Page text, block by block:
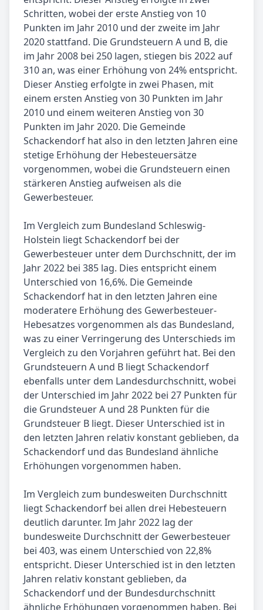
Schritten, wobei der erste Anstieg von 10
Punkten im Jahr 2010 und der zweite im Jahr
2020 stattfand. Die Grundsteuern A und B, die
im Jahr 2008 bei 250 lagen, stiegen bis 2022 auf
310 an, was einer Erhöhung von 24% entspricht.
Dieser Anstieg erfolgte in zwei Phasen, mit
einem ersten Anstieg von 30 Punkten im Jahr
2010 und einem weiteren Anstieg von 30
Punkten im Jahr 2020. Die Gemeinde
Schackendorf hat also in den letzten Jahren eine
stetige Erhöhung der Hebesteuersätze
vorgenommen, wobei die Grundsteuern einen
stärkeren Anstieg aufweisen als die
Gewerbesteuer.
Im Vergleich zum Bundesland Schleswig-
Holstein liegt Schackendorf bei der
Gewerbesteuer unter dem Durchschnitt, der im
Jahr 2022 bei 385 lag. Dies entspricht einem
Unterschied von 16,6%. Die Gemeinde
Schackendorf hat in den letzten Jahren eine
moderatere Erhöhung des Gewerbesteuer-
Hebesatzes vorgenommen als das Bundesland,
was zu einer Verringerung des Unterschieds im
Vergleich zu den Vorjahren geführt hat. Bei den
Grundsteuern A und B liegt Schackendorf
ebenfalls unter dem Landesdurchschnitt, wobei
der Unterschied im Jahr 2022 bei 27 Punkten für
die Grundsteuer A und 28 Punkten für die
Grundsteuer B liegt. Dieser Unterschied ist in
den letzten Jahren relativ konstant geblieben, da
Schackendorf und das Bundesland ähnliche
Erhöhungen vorgenommen haben.
Im Vergleich zum bundesweiten Durchschnitt
liegt Schackendorf bei allen drei Hebesteuern
deutlich darunter. Im Jahr 2022 lag der
bundesweite Durchschnitt der Gewerbesteuer
bei 403, was einem Unterschied von 22,8%
entspricht. Dieser Unterschied ist in den letzten
Jahren relativ konstant geblieben, da
Schackendorf und der Bundesdurchschnitt
ähnliche Erhöhungen vorgenommen haben. Bei